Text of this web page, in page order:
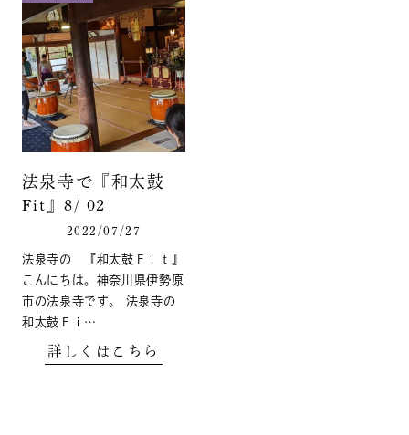
法泉寺で『和太鼓
Fit』8/ 02
2022/07/27
法泉寺の 『和太鼓Ｆｉｔ』
こんにちは。神奈川県伊勢原
市の法泉寺です。 法泉寺の
和太鼓Ｆｉ…
詳しくはこちら